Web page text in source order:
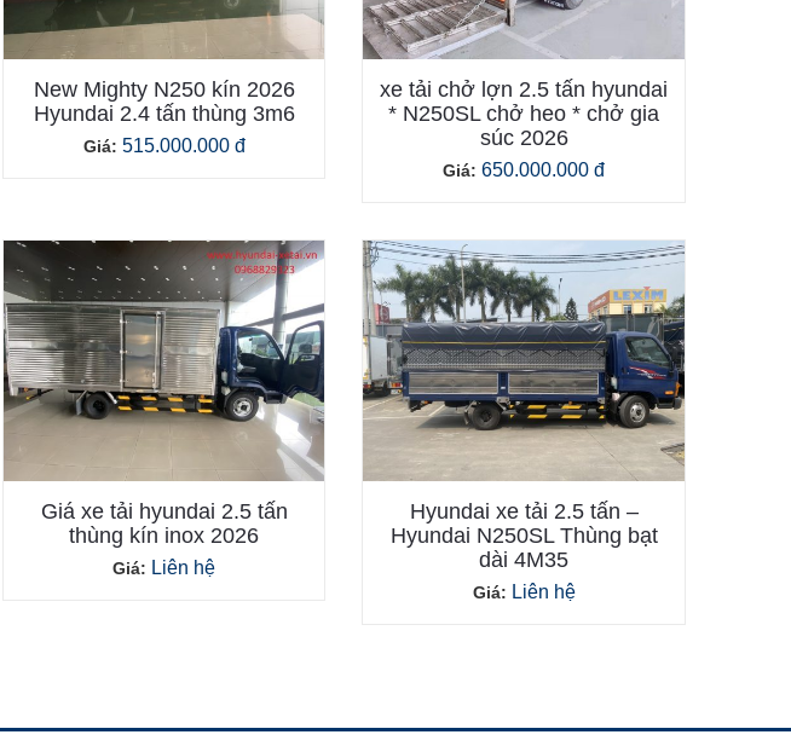
New Mighty N250 kín 2026
Hyundai 2.4 tấn thùng 3m6
Giá: 515.000.000 đ
xe tải chở lợn 2.5 tấn hyundai
* N250SL chở heo * chở gia
súc 2026
Giá: 650.000.000 đ
Giá xe tải hyundai 2.5 tấn
thùng kín inox 2026
Giá: Liên hệ
Hyundai xe tải 2.5 tấn –
Hyundai N250SL Thùng bạt
dài 4M35
Giá: Liên hệ